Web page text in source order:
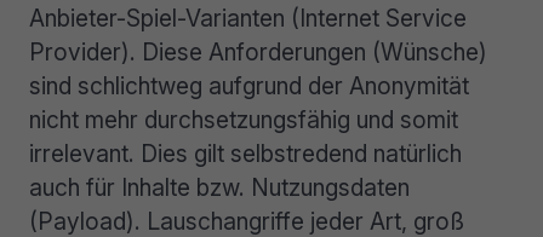
Anbieter-Spiel-Varianten (Internet Service
Provider). Diese Anforderungen (Wünsche)
sind schlichtweg aufgrund der Anonymität
nicht mehr durchsetzungsfähig und somit
irrelevant. Dies gilt selbstredend natürlich
auch für Inhalte bzw. Nutzungsdaten
(Payload). Lauschangriffe jeder Art, groß